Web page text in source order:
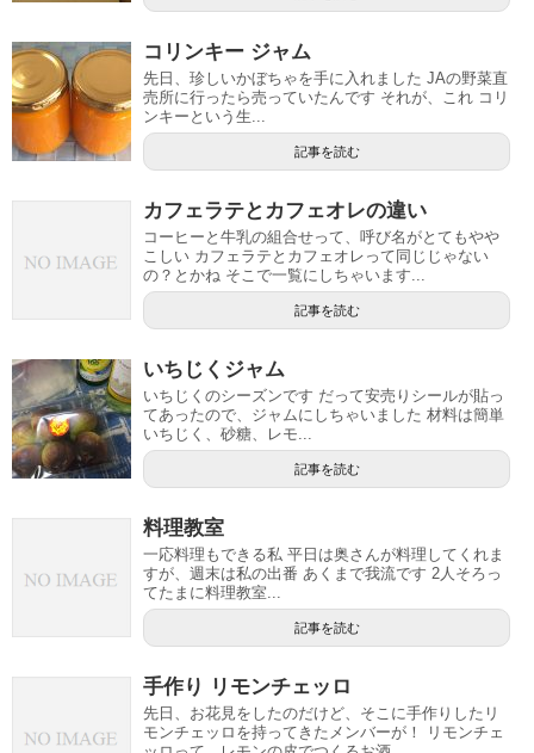
コリンキー ジャム
先日、珍しいかぼちゃを手に入れました JAの野菜直
売所に行ったら売っていたんです それが、これ コリ
ンキーという生...
記事を読む
カフェラテとカフェオレの違い
コーヒーと牛乳の組合せって、呼び名がとてもやや
こしい カフェラテとカフェオレって同じじゃない
の？とかね そこで一覧にしちゃいます...
記事を読む
いちじくジャム
いちじくのシーズンです だって安売りシールが貼っ
てあったので、ジャムにしちゃいました 材料は簡単
いちじく、砂糖、レモ...
記事を読む
料理教室
一応料理もできる私 平日は奥さんが料理してくれま
すが、週末は私の出番 あくまで我流です 2人そろっ
てたまに料理教室...
記事を読む
手作り リモンチェッロ
先日、お花見をしたのだけど、そこに手作りしたリ
モンチェッロを持ってきたメンバーが！ リモンチェ